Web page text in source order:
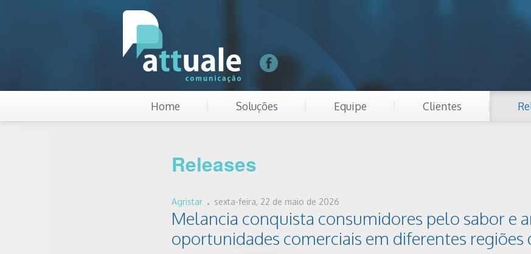
Home Soluções Equipe Clientes
Releases
Agristar . sexta-feira, 22 de maio de 2026
Melancia conquista consumidores pelo sabor e
oportunidades comerciais em diferentes regiões